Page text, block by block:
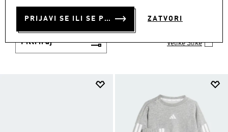
PRIJAVI SE ILI SE PRIDRUŽI SADA ZATVORI
ESSENTIALS
Filtriraj Velike Slike